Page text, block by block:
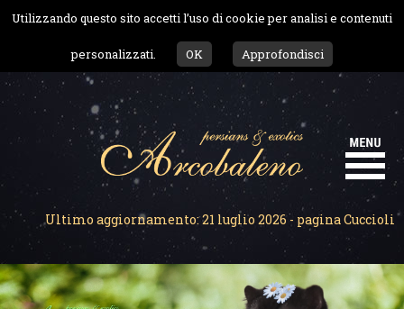
Utilizzando questo sito accetti l’uso di cookie per analisi e contenuti
personalizzati. OK Approfondisci
Ultimo aggiornamento: 21 luglio 2026 - pagina Cuccioli